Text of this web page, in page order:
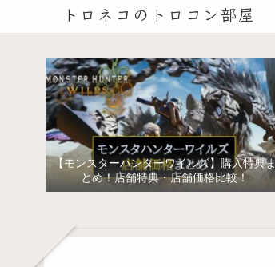
トロネコのトロコン部屋
【モンスターハンターワイルズ】購入特典ま
とめ！店舗特典・店舗価格比較！